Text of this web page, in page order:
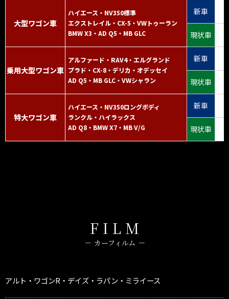
大型ワゴン車
ハイエース・NV350標準
エクストレイル・CX-5・VWトゥーラン
BMW X3・AD Q5・MB GLC
新車
現状車
乗用大型ワゴン車
アルファード・RAV4・エルグランド
プラド・CX-8・デリカ・オデッセイ
AD Q5・MB GLC・VWシャラン
新車
現状車
特大ワゴン車
ハイエース・NV350ロングボディ
ランクル・ハイラックス
AD Q8・BMW X7・MB V/G
新車
現状車
FILM
カーフィルム
アルト・ワゴンR・デイズ・ラパン・ミライース